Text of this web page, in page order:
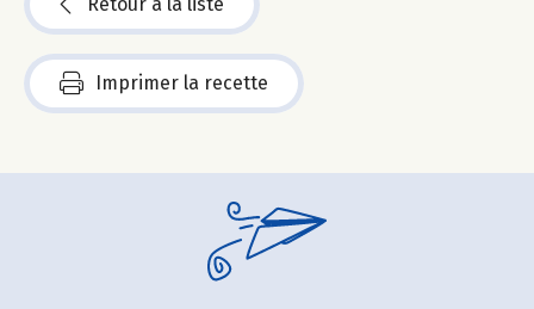
Retour à la liste
Imprimer la recette